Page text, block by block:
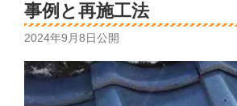
事例と再施工法
2024年9月8日公開